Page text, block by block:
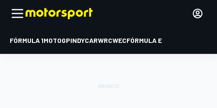
FÓRMULA 1MOTOGPINDYCARWRCWECFÓRMULA E